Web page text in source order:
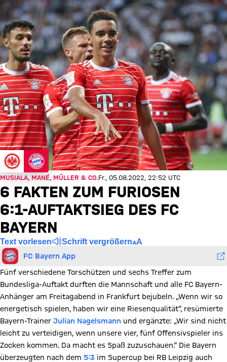
MUSIALA, MANÉ, MÜLLER & CO.Fr., 05.08.2022, 22:52 UTC
6 FAKTEN ZUM FURIOSEN
6:1-AUFTAKTSIEG DES FC
BAYERN
Text vorlesen Schrift vergrößern
FC Bayern App
Fünf verschiedene Torschützen und sechs Treffer zum
Bundesliga-Auftakt durften die Mannschaft und alle FC Bayern-
Anhänger am Freitagabend in Frankfurt bejubeln. „Wenn wir so
energetisch spielen, haben wir eine Riesenqualität“, resümierte
Bayern-Trainer Julian Nagelsmann und ergänzte: „Wir sind nicht
leicht zu verteidigen, wenn unsere vier, fünf Offensivspieler ins
Zocken kommen. Da macht es Spaß zuzuschauen.“ Die Bayern
überzeugten nach dem 5:3 im Supercup bei RB Leipzig auch